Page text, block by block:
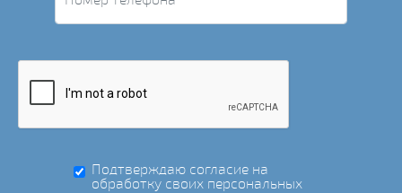
Подтверждаю согласие на
обработку своих персональных